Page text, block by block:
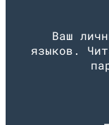
Ваш
языков.